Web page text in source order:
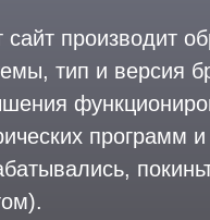
сайт производит
тип и версия
программ